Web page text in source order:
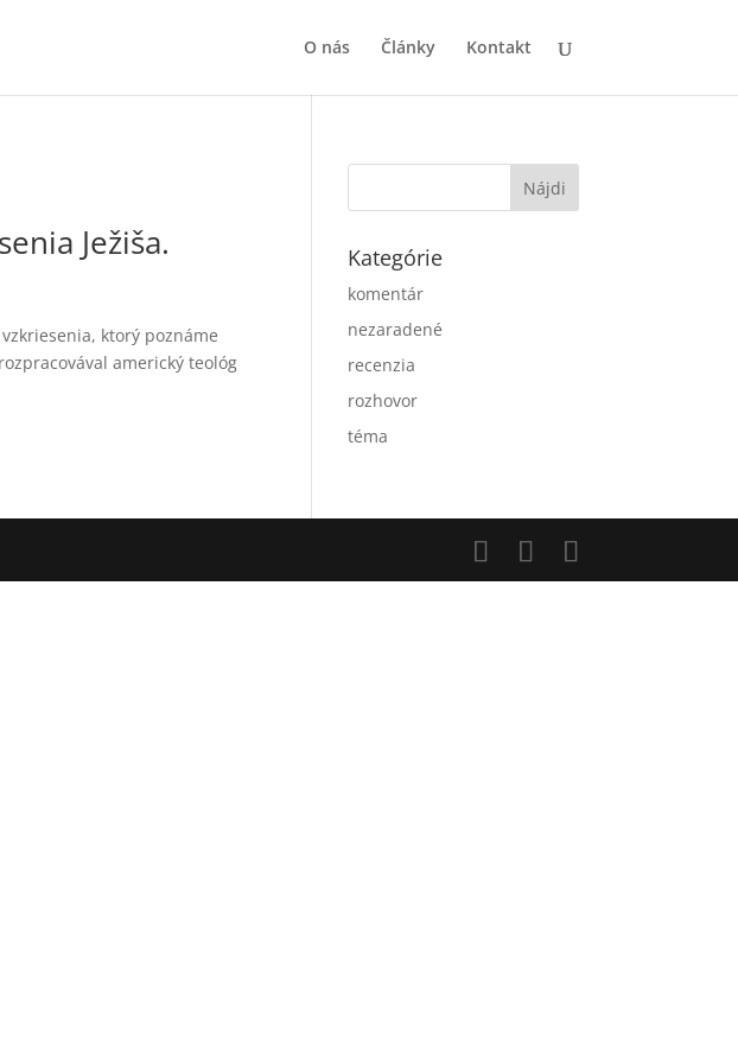
O nás Články Kontakt
Ježiša.
ktorý poznáme
americký teológ
Kategórie
komentár
nezaradené
recenzia
rozhovor
téma